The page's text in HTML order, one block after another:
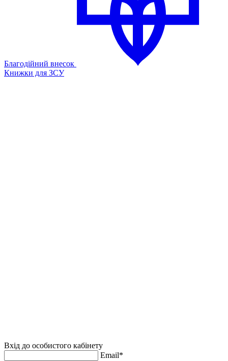
Благодійний внесок
Книжки для ЗСУ
Вхід до особистого кабінету
Email*